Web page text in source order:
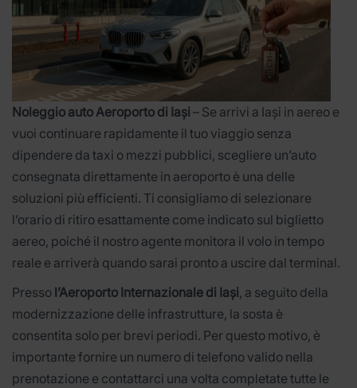
Noleggio auto Aeroporto di Iași – Se arrivi a Iași in aereo e
vuoi continuare rapidamente il tuo viaggio senza
dipendere da taxi o mezzi pubblici, scegliere un’auto
consegnata direttamente in aeroporto è una delle
soluzioni più efficienti. Ti consigliamo di selezionare
l’orario di ritiro esattamente come indicato sul biglietto
aereo, poiché il nostro agente monitora il volo in tempo
reale e arriverà quando sarai pronto a uscire dal terminal.
Presso l’Aeroporto Internazionale di Iași, a seguito della
modernizzazione delle infrastrutture, la sosta è
consentita solo per brevi periodi. Per questo motivo, è
importante fornire un numero di telefono valido nella
prenotazione e contattarci una volta completate tutte le